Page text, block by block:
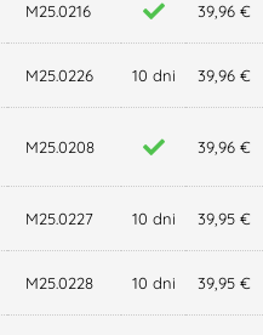
M25.0216 39,96 €
M25.0226 10 dni 39,96 €
M25.0208 39,96 €
M25.0227 10 dni 39,95 €
M25.0228 10 dni 39,95 €